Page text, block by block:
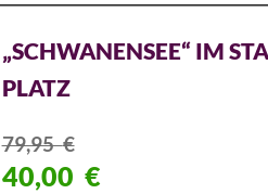
„SCHWANENSEE“ IM
PLATZ
79,95€
40,00 €